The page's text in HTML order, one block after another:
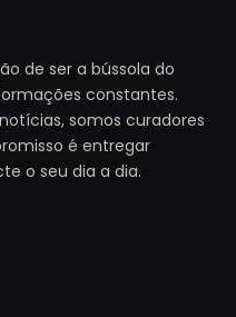
de ser a bússola do
constantes.
somos curadores
é entregar
o seu dia a dia.